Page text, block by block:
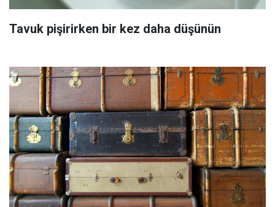
Tavuk pişirirken bir kez daha düşünün